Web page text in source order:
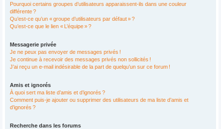
Pourquoi certains groupes d’utilisateurs apparaissent-ils dans une couleur
différente ?
Qu’est-ce qu’un « groupe d’utilisateurs par défaut » ?
Qu’est-ce que le lien « L’équipe » ?
Messagerie privée
Je ne peux pas envoyer de messages privés !
Je continue à recevoir des messages privés non sollicités !
J’ai reçu un e-mail indésirable de la part de quelqu’un sur ce forum !
Amis et ignorés
À quoi sert ma liste d’amis et d’ignorés ?
Comment puis-je ajouter ou supprimer des utilisateurs de ma liste d’amis et
d’ignorés ?
Recherche dans les forums